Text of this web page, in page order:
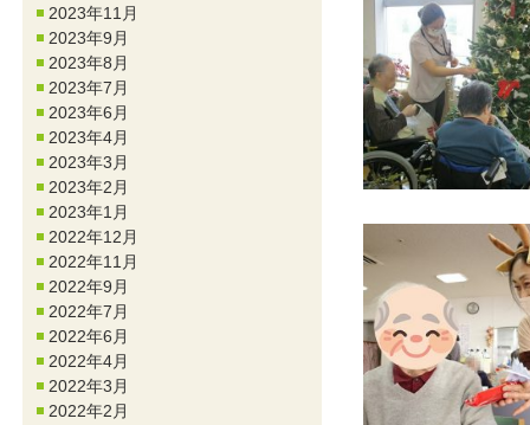
2023年11月
2023年9月
2023年8月
2023年7月
2023年6月
2023年4月
2023年3月
2023年2月
2023年1月
2022年12月
2022年11月
2022年9月
2022年7月
2022年6月
2022年4月
2022年3月
2022年2月